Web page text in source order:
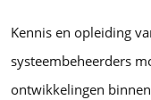
Kennis en opleiding
systeembeheerders
ontwikkelingen